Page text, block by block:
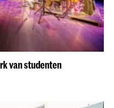
van studenten